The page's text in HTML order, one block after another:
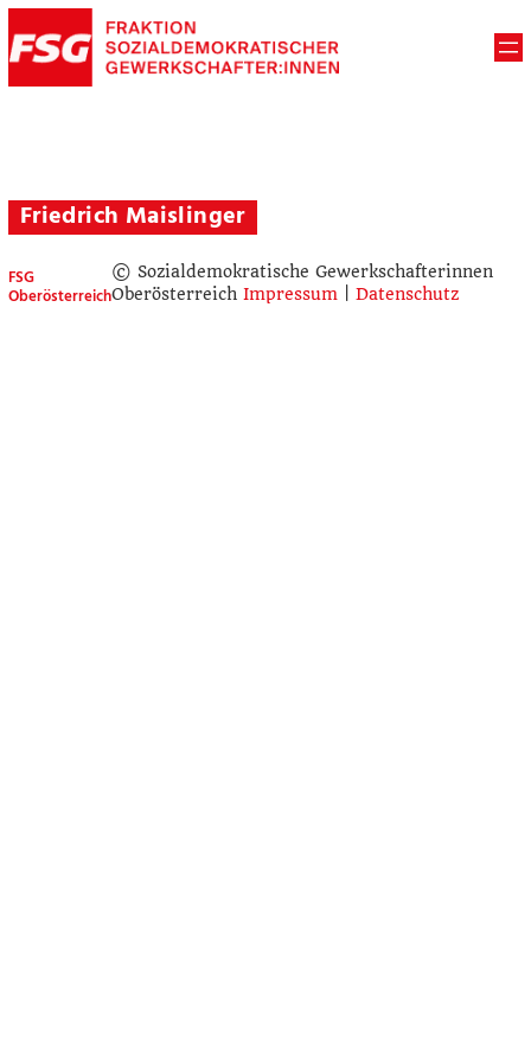
Friedrich Maislinger
FSG
Oberösterreich
© Sozialdemokratische Gewerkschafterinnen
Oberösterreich Impressum| Datenschutz